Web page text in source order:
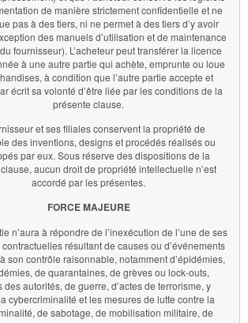
de manière strictement confidentielle et ne
pas à des tiers, ni ne permet à des tiers d’y avoir
des manuels d’utilisation et de maintenance
fournisseur). L’acheteur peut transférer la licence
à une autre partie qui achète, emprunte ou loue
à condition que l’autre partie accepte et
écrit sa volonté d’être liée par les conditions de la
présente clause.
et ses filiales conservent la propriété de
des inventions, designs et procédés réalisés ou
par eux. Sous réserve des dispositions de la
aucun droit de propriété intellectuelle n’est
accordé par les présentes.
FORCE MAJEURE
n’aura à répondre de l’inexécution de l’une de ses
résultant de causes ou d’événements
son contrôle raisonnable, notamment d’épidémies,
de quarantaines, de grèves ou lock-outs,
des autorités, de guerre, d’actes de terrorisme, y
cybercriminalité et les mesures de lutte contre la
de sabotage, de mobilisation militaire, de